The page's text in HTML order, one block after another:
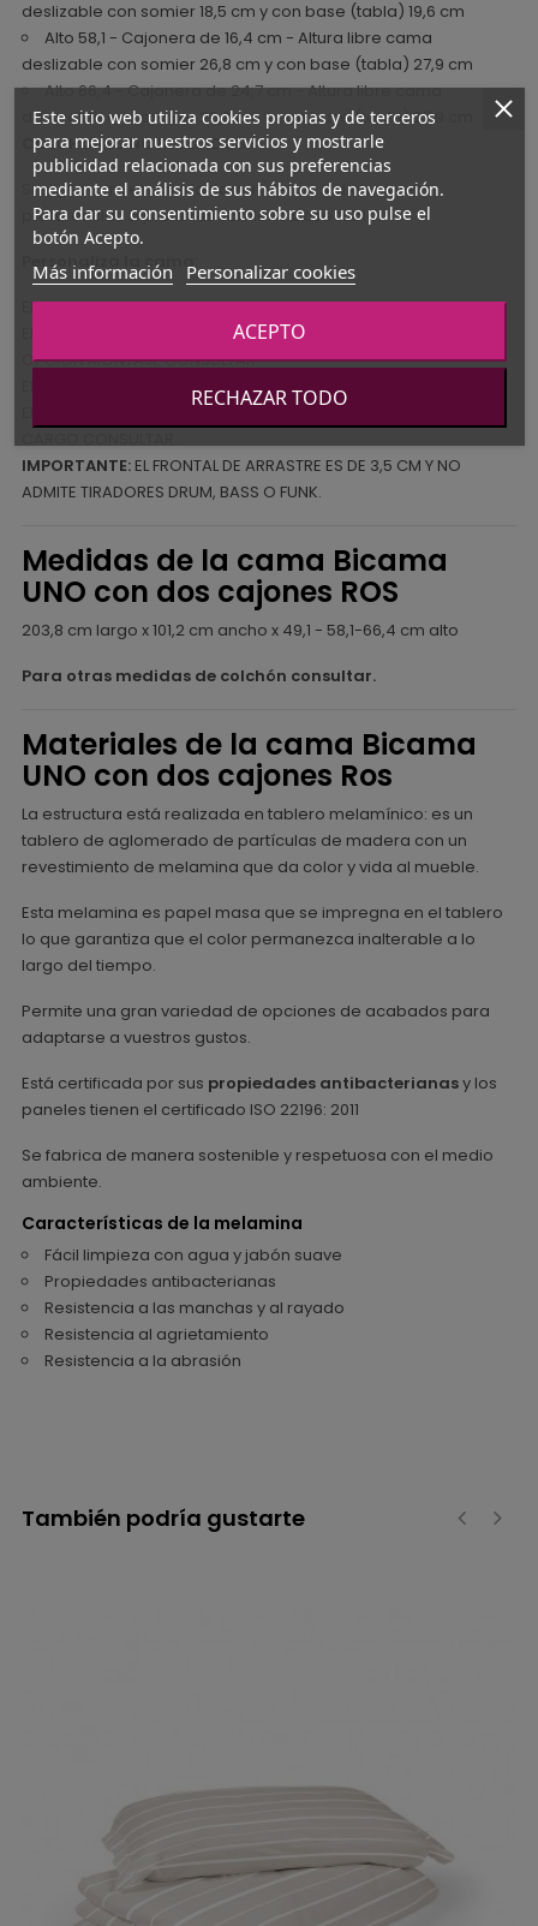
deslizable con somier 18,5 cm y con base (tabla) 19,6 cm
Alto 58,1 - Cajonera de 16,4 cm - Altura libre cama
deslizable con somier 26,8 cm y con base (tabla) 27,9 cm
Alto 66,4 - Cajonera de 24,7 cm - Altura libre cama
deslizable con somier 26,8 cm y con base (tabla) 27,9 cm
COLCHONES NO INCLUIDOS.
Si eliges somier para la cama inferior, indícanos en
preferencias si prefieres somier o base tabla.
Personaliza la cama:
Elige si quieres somier o tabla para la cama inferior
Elige la altura total de la cama
OPCIÓN MONTAJE CONSULTAR
Elige colores para la cama
Elige tirador para los cajones y su color. TIRADORES CON
IMPORTANTE: EL FRONTAL DE ARRASTRE ES DE 3,5 CM Y NO
ADMITE TIRADORES DRUM, BASS O FUNK.
Medidas de la cama Bicama
UNO con dos cajones ROS
203,8 cm largo x 101,2 cm ancho x 49,1 - 58,1-66,4 cm alto
Para otras medidas de colchón consultar.
Materiales de la cama Bicama
UNO con dos cajones Ros
La estructura está realizada en tablero melamínico: es un
tablero de aglomerado de partículas de madera con un
revestimiento de melamina que da color y vida al mueble.
Esta melamina es papel masa que se impregna en el tablero
lo que garantiza que el color permanezca inalterable a lo
largo del tiempo.
Permite una gran variedad de opciones de acabados para
adaptarse a vuestros gustos.
Está certificada por sus propiedades antibacterianasy los
paneles tienen el certificado ISO 22196: 2011
Se fabrica de manera sostenible y respetuosa con el medio
ambiente.
Características de la melamina
Fácil limpieza con agua y jabón suave
Propiedades antibacterianas
Resistencia a las manchas y al rayado
Resistencia al agrietamiento
Resistencia a la abrasión
También podría gustarte
Este sitio web utiliza cookies propias y de terceros
para mejorar nuestros servicios y mostrarle
publicidad relacionada con sus preferencias
mediante el análisis de sus hábitos de navegación.
Para dar su consentimiento sobre su uso pulse el
botón Acepto.
Más información Personalizar cookies
RECHAZAR TODO
ACEPTO